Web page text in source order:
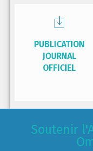
PUBLICATION
JOURNAL
OFFICIEL
Soutenir